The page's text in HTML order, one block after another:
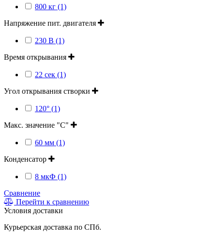
800 кг (1)
Напряжение пит. двигателя
230 В (1)
Время открывания
22 сек (1)
Угол открывания створки
120° (1)
Макс. значение "С"
60 мм (1)
Конденсатор
8 мкФ (1)
Сравнение
Перейти к сравнению
Условия доставки
Курьерская доставка по СПб.